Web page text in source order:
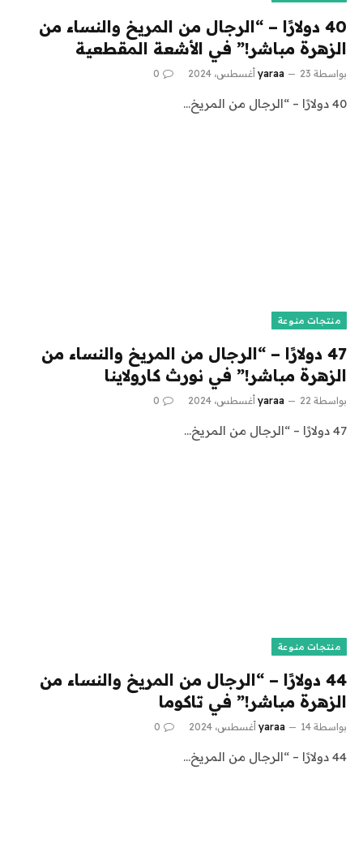
40 دولارًا – “الرجال من المريخ والنساء من
الزهرة مباشر!” في الأشعة المقطعية
بواسطة yaraa 23 أغسطس، 2024 0
40 دولارًا – “الرجال من المريخ…
منتجات منوعة
47 دولارًا – “الرجال من المريخ والنساء من
الزهرة مباشر!” في نورث كارولاينا
بواسطة yaraa 22 أغسطس، 2024 0
47 دولارًا – “الرجال من المريخ…
منتجات منوعة
44 دولارًا – “الرجال من المريخ والنساء من
الزهرة مباشر!” في تاكوما
بواسطة yaraa 14 أغسطس، 2024 0
44 دولارًا – “الرجال من المريخ…